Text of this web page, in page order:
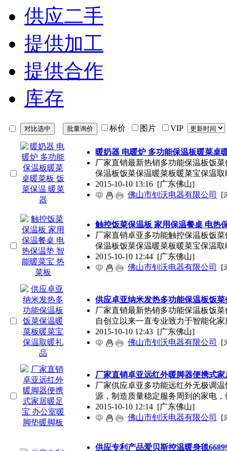
供应二手
提供加工
提供合作
库存
标价 图片 VIP
暖奶器 电暖炉 多功能保温板暖菜桌
厂家直销最新热销多功能保温板饭
保温板饭菜保温暖菜板暖菜宝保温取
2015-10-10 13:16 [广东佛山]
佛山市钊沃电器有限公司
[
触控饭菜保温板 家用保温餐桌 电热
厂家直销卓亚多功能触控保温板饭
保温板饭菜保温暖菜板暖菜宝保温取
2015-10-10 12:44 [广东佛山]
佛山市钊沃电器有限公司
[
供应卓亚纳米发热多功能保温板饭
厂家直销最新热销多功能保温板饭
自创立以来一直专业致力于智能化家
2015-10-10 12:43 [广东佛山]
佛山市钊沃电器有限公司
[
厂家直销卓亚远红外暖脚器便携式
厂家供应卓亚多功能远红外无极调
源，制造质量稳定服务周到的家电，
2015-10-10 12:14 [广东佛山]
佛山市钊沃电器有限公司
[
供应专利产品爱贝斯控温暖身毯